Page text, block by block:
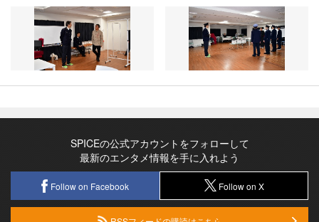
SPICEの公式アカウントをフォローして
最新のエンタメ情報を手に入れよう
Follow on Facebook Follow on X